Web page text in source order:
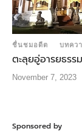
ชื่นชมอดีต บทคว
ตะลุยอู่อารยธรร
November 7, 2023
Sponsored by